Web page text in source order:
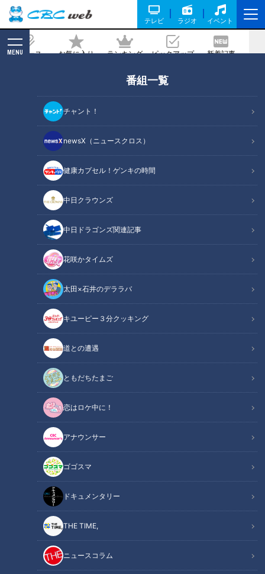
テレビ ラジオ イベント
ニュース お気に入り ランキング ピックアップ 新着記事
MENU
番組一覧
チャント！
newsX（ニュースクロス）
健康カプセル！ゲンキの時間
中日クラウンズ
中日ドラゴンズ関連記事
花咲かタイムズ
太田×石井のデララバ
キユーピー３分クッキング
道との遭遇
ともだちたまご
恋はロケ中に！
アナウンサー
ゴゴスマ
ドキュメンタリー
THE TIME,
ニュースコラム
す～っと消える！？CBC友廣アナも驚き
の「たまごふわふわ」とは？
2026/03/08 06:03
CBCテレビ『チャント！』
チャント！
友廣南実の地元いいとこ自転車旅
大阪出身のCBC友廣南実アナが、大好きな自転車で東海地方
の魅力を発掘するアポなし旅「地元いいとこ自転車旅」。今回
は、静岡市から「名古屋市瑞穂公園陸上競技場」を目指し、約
200㎞を走ります。
1番人気はクリーチーズ入りのふんわり「メロンパン」！
日本最古のタマゴ料理！？「たまごふわふわ」とは
冷えた体に染みる！老舗の白味噌豚汁
オススメ関連コンテンツ